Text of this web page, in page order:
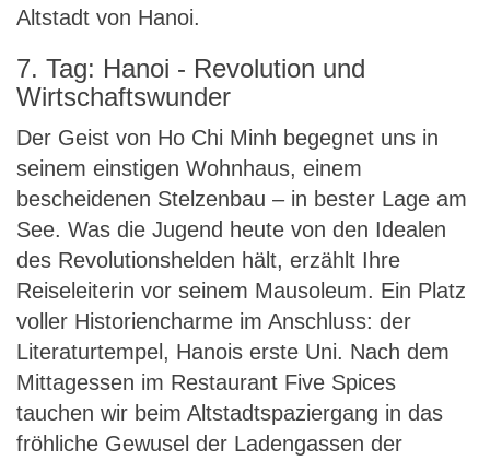
Altstadt von Hanoi.
7. Tag: Hanoi - Revolution und
Wirtschaftswunder
Der Geist von Ho Chi Minh begegnet uns in
seinem einstigen Wohnhaus, einem
bescheidenen Stelzenbau – in bester Lage am
See. Was die Jugend heute von den Idealen
des Revolutionshelden hält, erzählt Ihre
Reiseleiterin vor seinem Mausoleum. Ein Platz
voller Historiencharme im Anschluss: der
Literaturtempel, Hanois erste Uni. Nach dem
Mittagessen im Restaurant Five Spices
tauchen wir beim Altstadtspaziergang in das
fröhliche Gewusel der Ladengassen der